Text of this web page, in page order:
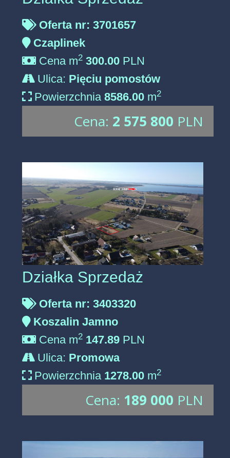
Oferta nr: 3701657
Czaplinek
Cena m2 300.00 PLN
Ulica: Pięciu pomostów
Powierzchnia8586.00 m2
Cena: 2 575 800 PLN
Działka Sprzedaż
Oferta nr: 3403320
Koszalin Jamno
Cena m2 147.89 PLN
Ulica: Promowa
Powierzchnia 1278.00 m2
Cena: 189 000 PLN